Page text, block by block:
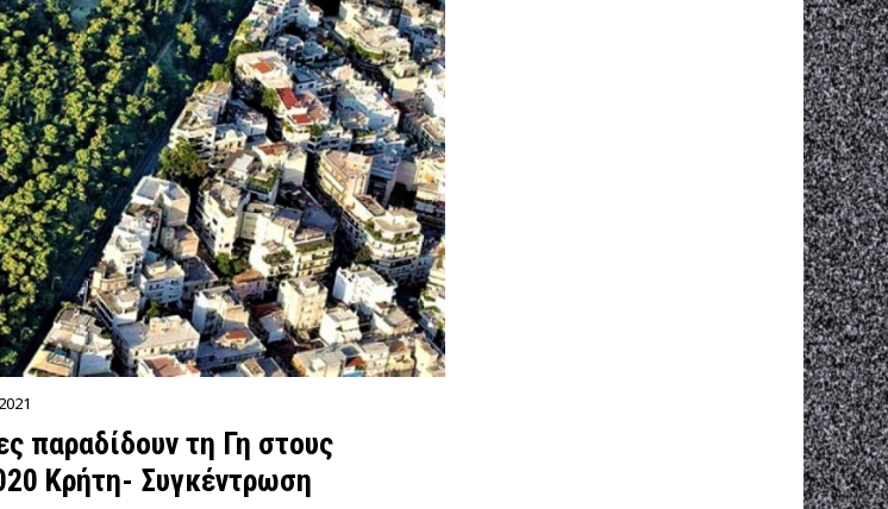
παραδίδουν τη Γη στους
Κρήτη- Συγκέντρωση